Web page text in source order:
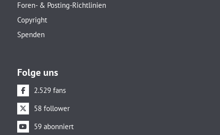
Foren- & Posting-Richtlinien
Copyright
Spenden
Folge uns
2.529 fans
58 follower
59 abonniert